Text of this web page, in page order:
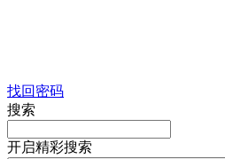
找回密码
搜索
开启精彩搜索